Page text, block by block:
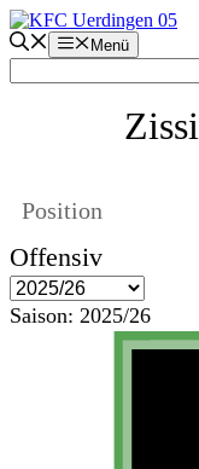
Zum
Inhalt
springen
Menü
Position
Offensiv
Saison: 2025/26